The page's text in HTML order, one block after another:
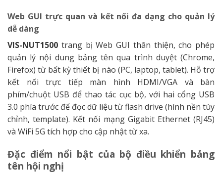
Web GUI trực quan và kết nối đa dạng cho quản lý
dễ dàng
VIS-NUT1500 trang bị Web GUI thân thiện, cho phép
quản lý nội dung bảng tên qua trình duyệt (Chrome,
Firefox) từ bất kỳ thiết bị nào (PC, laptop, tablet). Hỗ trợ
kết nối trực tiếp màn hình HDMI/VGA và bàn
phím/chuột USB để thao tác cục bộ, với hai cổng USB
3.0 phía trước để đọc dữ liệu từ flash drive (hình nền tùy
chỉnh, template). Kết nối mạng Gigabit Ethernet (RJ45)
và WiFi 5G tích hợp cho cập nhật từ xa.
Đặc điểm nổi bật của bộ điều khiển bảng
tên hội nghị